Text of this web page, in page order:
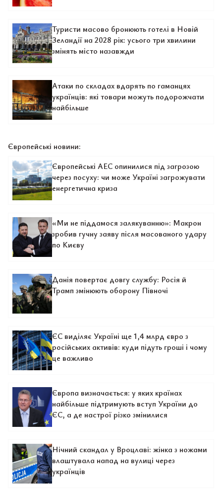
Туристи масово бронюють готелі в Новій
Зеландії на 2028 рік: усього три хвилини
змінять місто назавжди
Атаки по складах вдарять по гаманцях
українців: які товари можуть подорожчати
найбільше
Європейські новини:
Європейські АЕС опинилися під загрозою
через посуху: чи може Україні загрожувати
енергетична криза
«Ми не піддамося залякуванню»: Макрон
зробив гучну заяву після масованого удару
по Києву
Данія повертає довгу службу: Росія й
Трамп змінюють оборону Півночі
ЄС виділяє Україні ще 1,4 млрд євро з
російських активів: куди підуть гроші і чому
це важливо
Європа визначається: у яких країнах
найбільше підтримують вступ України до
ЄС, а де настрої різко змінилися
Нічний скандал у Вроцлаві: жінка з ножами
влаштувала напад на вулиці через
українців